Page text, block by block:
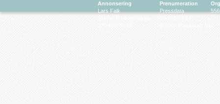
Annonsering
Lars Falk
Prenumeration
Pressdata